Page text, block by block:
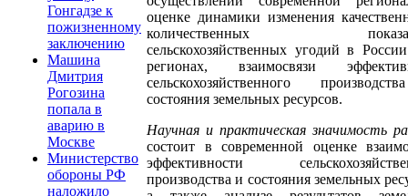
Гонгадзе к
пожизненному
заключению
Машина
Дмитрия
Рогозина
попала в
аварию в
Москве
Министерство
обороны РФ
наложило
оценке динамики изменения
количественных
сельскохозяйственных угодий в
регионах, взаимосвязи
сельскохозяйственного
состояния земельных ресурсов.
Научная и практическая значимость
состоит в современной оценке
эффективности
производства и состояния земельных